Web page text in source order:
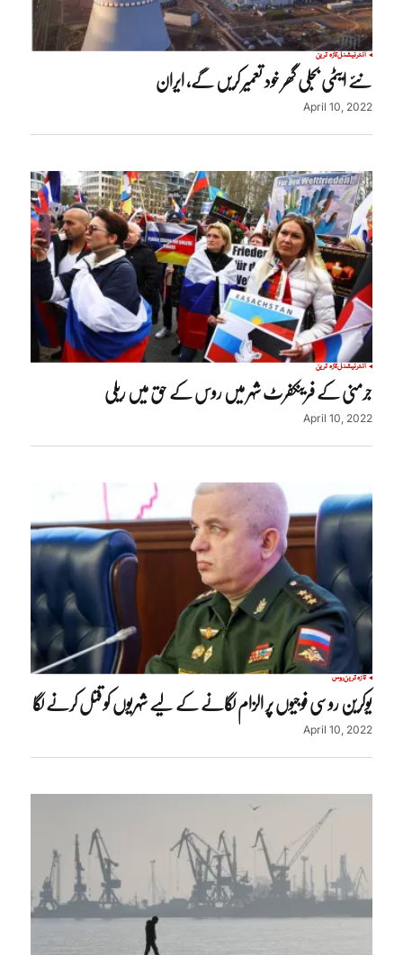
انٹرنیشنلتازہ ترین
نئے ایٹمی بجلی گھر خود تعمیر کریں گے، ایران
April 10, 2022
انٹرنیشنلتازہ ترین
جرمنی کے فرینکفرٹ شہر میں روس کے حق میں ریلی
April 10, 2022
تازہ ترینروس
یوکرین روسی فوجیوں پر الزام لگانے کے لیے شہریوں کو قتل کرنے لگا
April 10, 2022